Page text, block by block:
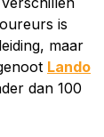
is
maar
Lando
dan 100